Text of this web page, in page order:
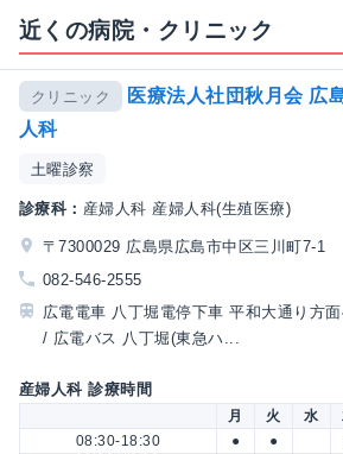
近くの病院・クリニック
クリニック
医療法人社団秋月会 広
人科
土曜診察
診療科： 産婦人科 産婦人科(生殖医療)
〒7300029 広島県広島市中区三川町7-1
082-546-2555
広電電車 八丁堀電停下車 平和大通り方
/ 広電バス 八丁堀(東急ハ...
産婦人科 診療時間
月 火 水
08:30-18:30
● ●